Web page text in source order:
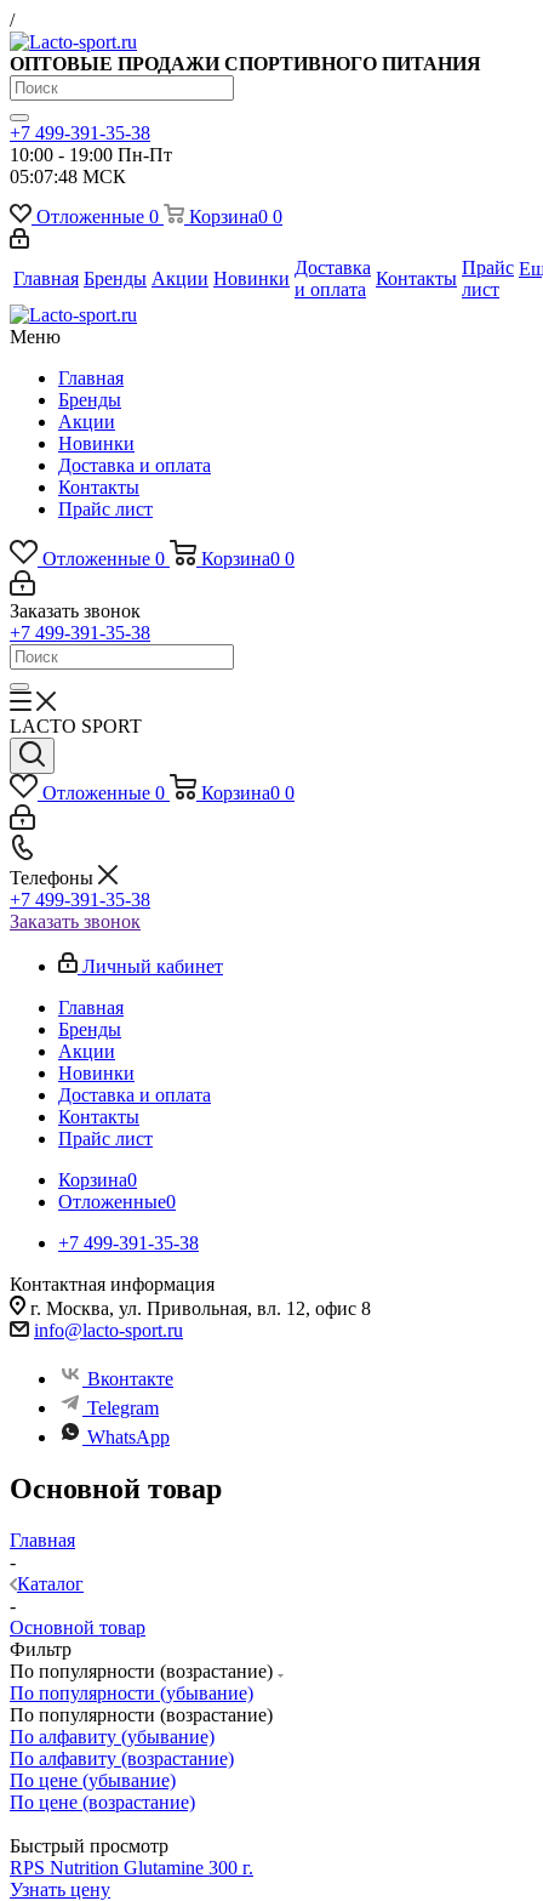
/
ОПТОВЫЕ ПРОДАЖИ СПОРТИВНОГО ПИТАНИЯ
+7 499-391-35-38
10:00 - 19:00 Пн-Пт
05:07:48 МСК
Отложенные 0 Корзина0 0
Главная Бренды Акции Новинки
Доставка
и оплата
Контакты
Прайс
лист
Меню
Главная
Бренды
Акции
Новинки
Доставка и оплата
Контакты
Прайс лист
Отложенные 0 Корзина0 0
Заказать звонок
+7 499-391-35-38
LACTO SPORT
Отложенные 0 Корзина0 0
Телефоны
+7 499-391-35-38
Заказать звонок
Личный кабинет
Главная
Бренды
Акции
Новинки
Доставка и оплата
Контакты
Прайс лист
Корзина0
Отложенные0
+7 499-391-35-38
Контактная информация
г. Москва, ул. Привольная, вл. 12, офис 8
info@lacto-sport.ru
Вконтакте
Telegram
WhatsApp
Основной товар
Главная
-
Каталог
-
Основной товар
Фильтр
По популярности (возрастание)
По популярности (убывание)
По популярности (возрастание)
По алфавиту (убывание)
По алфавиту (возрастание)
По цене (убывание)
По цене (возрастание)
Быстрый просмотр
RPS Nutrition Glutamine 300 г.
Узнать цену